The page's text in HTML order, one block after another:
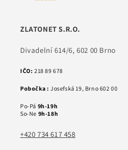
ZLATONET S.R.O.
Divadelní 614/6, 602 00 Brno
IČO: 218 89 678
Pobočka : Josefská 19, Brno 602 00
Po-Pá 9h-19h
So-Ne 9h-18h
+420 734 617 458